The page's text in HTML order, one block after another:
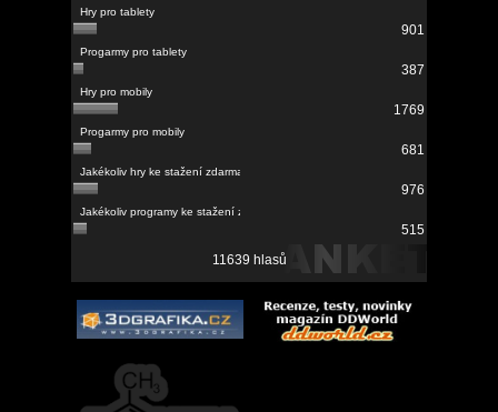
901
387
1769
681
976
515
11639 hlasů